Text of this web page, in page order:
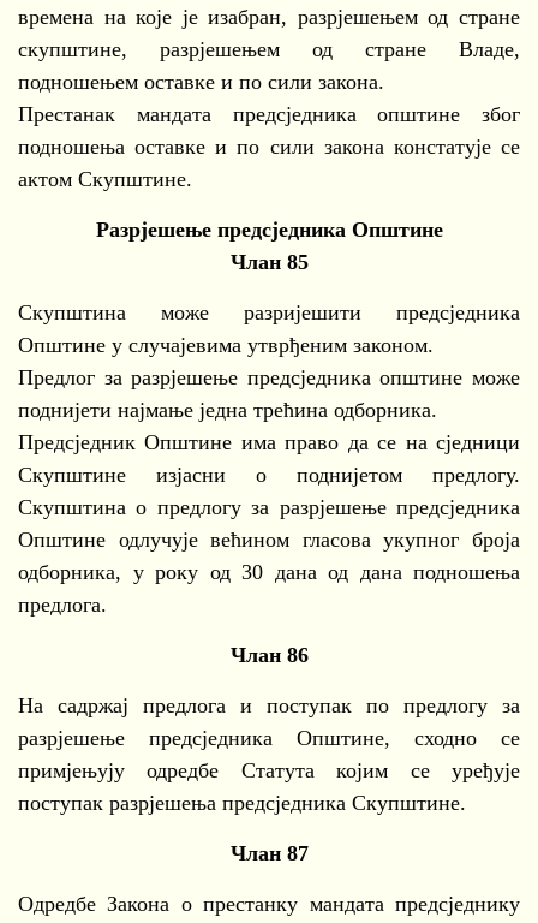
времена на које је изабран, разрјешењем од стране
скупштине, разрјешењем од стране Владе,
подношењем оставке и по сили закона.
Престанак мандата предсједника општине због
подношења оставке и по сили закона констатује се
актом Скупштине.
Разрјешење предсједника Општине
Члан 85
Скупштина може разријешити предсједника
Општине у случајевима утврђеним законом.
Предлог за разрјешење предсједника општине може
поднијети најмање једна трећина одборника.
Предсједник Општине има право да се на сједници
Скупштине изјасни о поднијетом предлогу.
Скупштина о предлогу за разрјешење предсједника
Општине одлучује већином гласова укупног броја
одборника, у року од 30 дана од дана подношења
предлога.
Члан 86
На садржај предлога и поступак по предлогу за
разрјешење предсједника Општине, сходно се
примјењују одредбе Статута којим се уређује
поступак разрјешења предсједника Скупштине.
Члан 87
Одредбе Закона о престанку мандата предсједнику